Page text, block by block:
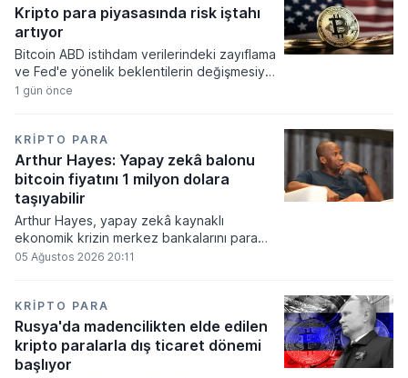
Kripto para piyasasında risk iştahı
artıyor
Bitcoin ABD istihdam verilerindeki zayıflama
ve Fed'e yönelik beklentilerin değişmesiyle
haftayı yükselişle kapattı. Kripto para
açıklanacak enflasyon rakamlarına ve
küresel gelişmelere çevrildi.
1 gün önce
KRIPTO PARA
Arthur Hayes: Yapay zekâ balonu
bitcoin fiyatını 1 milyon dolara
taşıyabilir
Arthur Hayes, yapay zekâ kaynaklı
ekonomik krizin merkez bankalarını para
basmaya zorlayacağını ve bu durumun
kayıplarının tetikleyeceği kredi krizinin
küresel likidite artışına yol açacağını belirtti
ve bitcoinin bu süreçte en hızlı tepki veren
varlık olacağı vurguladı.
05 Ağustos 2026 20:11
KRIPTO PARA
Rusya'da madencilikten elde edilen
kripto paralarla dış ticaret dönemi
başlıyor